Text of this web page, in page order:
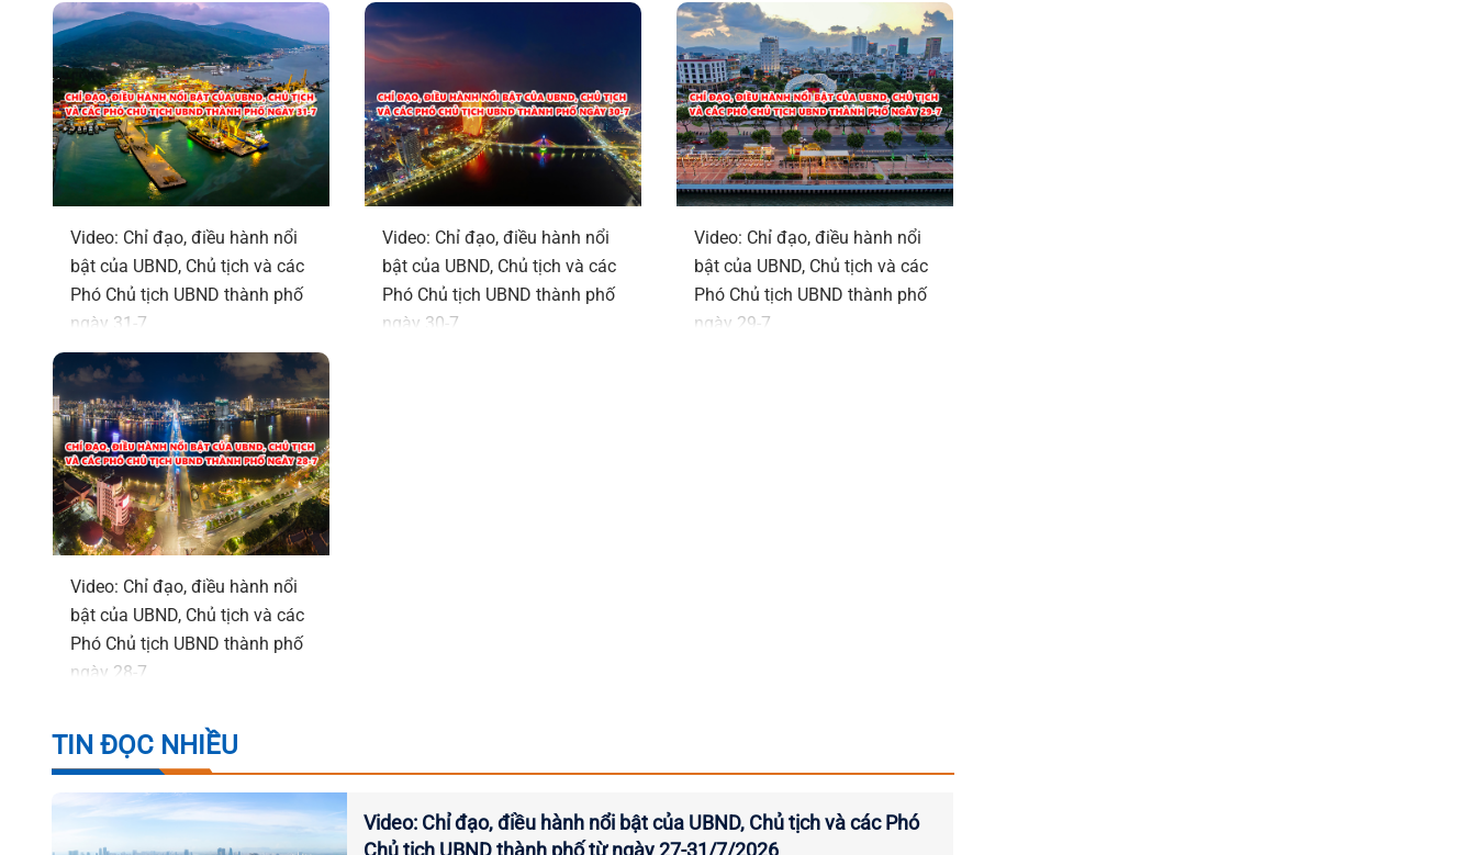
Video: Chỉ đạo, điều hành nổi
bật của UBND, Chủ tịch và các
Phó Chủ tịch UBND thành phố
ngày 31-7
Video: Chỉ đạo, điều hành nổi
bật của UBND, Chủ tịch và các
Phó Chủ tịch UBND thành phố
ngày 30-7
Video: Chỉ đạo, điều hành nổi
bật của UBND, Chủ tịch và các
Phó Chủ tịch UBND thành phố
ngày 29-7
Video: Chỉ đạo, điều hành nổi
bật của UBND, Chủ tịch và các
Phó Chủ tịch UBND thành phố
ngày 28-7
TIN ĐỌC NHIỀU
Video: Chỉ đạo, điều hành nổi bật của UBND, Chủ tịch và các Phó
Chủ tịch UBND thành phố từ ngày 27-31/7/2026